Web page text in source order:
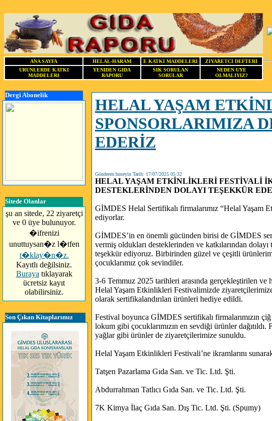
ANA SAYFA HELAL-HARAM E KATKI MADDELERI
ZIYARETCI DEFTERI
URUNLERDE KATKI
MADDELERI
YENIDEN GIDA
RAPORU
SIK SORULAN
SORULAR
NEDEN UYE
OLMALIYIZ?
Dergi Abonelik
Sitede Olanlar
şu an sitede, 22 ziyaretçi
ve 0 üye bulunuyor.
�ifrenizi
unuttuysan�z l�tfen
t�klay�n�z.
Kayıtlı değilsiniz.
Buraya tıklayarak
ücretsiz kayıt
olabilirsiniz.
Son Çıkan Kitaplarımız
HELAL YAŞAM
SPONSORLARIMIZA
EDERİZ
Gönderen:huseyin Tarih: 17/07/2025 05:32
HELAL YAŞAM ETKİNLİKLERİ FESTİVALİ
DESTEKLERİNDEN DOLAYI TEŞEKKÜR
GİMDES Helal Sertifikalı firmalarımız “Helal Yaşam
ediyorlar.
GİMDES’in en önemli gücünden birisi de GİMDES
vermiş oldukları desteklerinden ve katkılarından
teşekkür ediyoruz. Birbirinden güzel ve çeşitli
çocuklarımız çok sevindiler.
3-6 Temmuz 2025 tarihleri arasında gerçekleştirilen ve
Helal Yaşam Etkinlikleri Festivalimizde
olarak sertifikalandırılan ürünleri hediye edildi.
Festival boyunca GİMDES sertifikalı firmalarımızın
lokum gibi çocuklarımızın en sevdiği ürünler
yağlar gibi ürünler de ziyaretçilerimize sunuldu.
Helal Yaşam Etkinlikleri Festivali’ne ikramlarını
Tatşen Pazarlama Gıda San. ve Tic. Ltd. Şti.
Abdurrahman Tatlıcı Gıda San. ve Tic. Ltd. Şti.
7K Kimya İlaç Gıda San. Dış Tic. Ltd. Şti. (Spumy)